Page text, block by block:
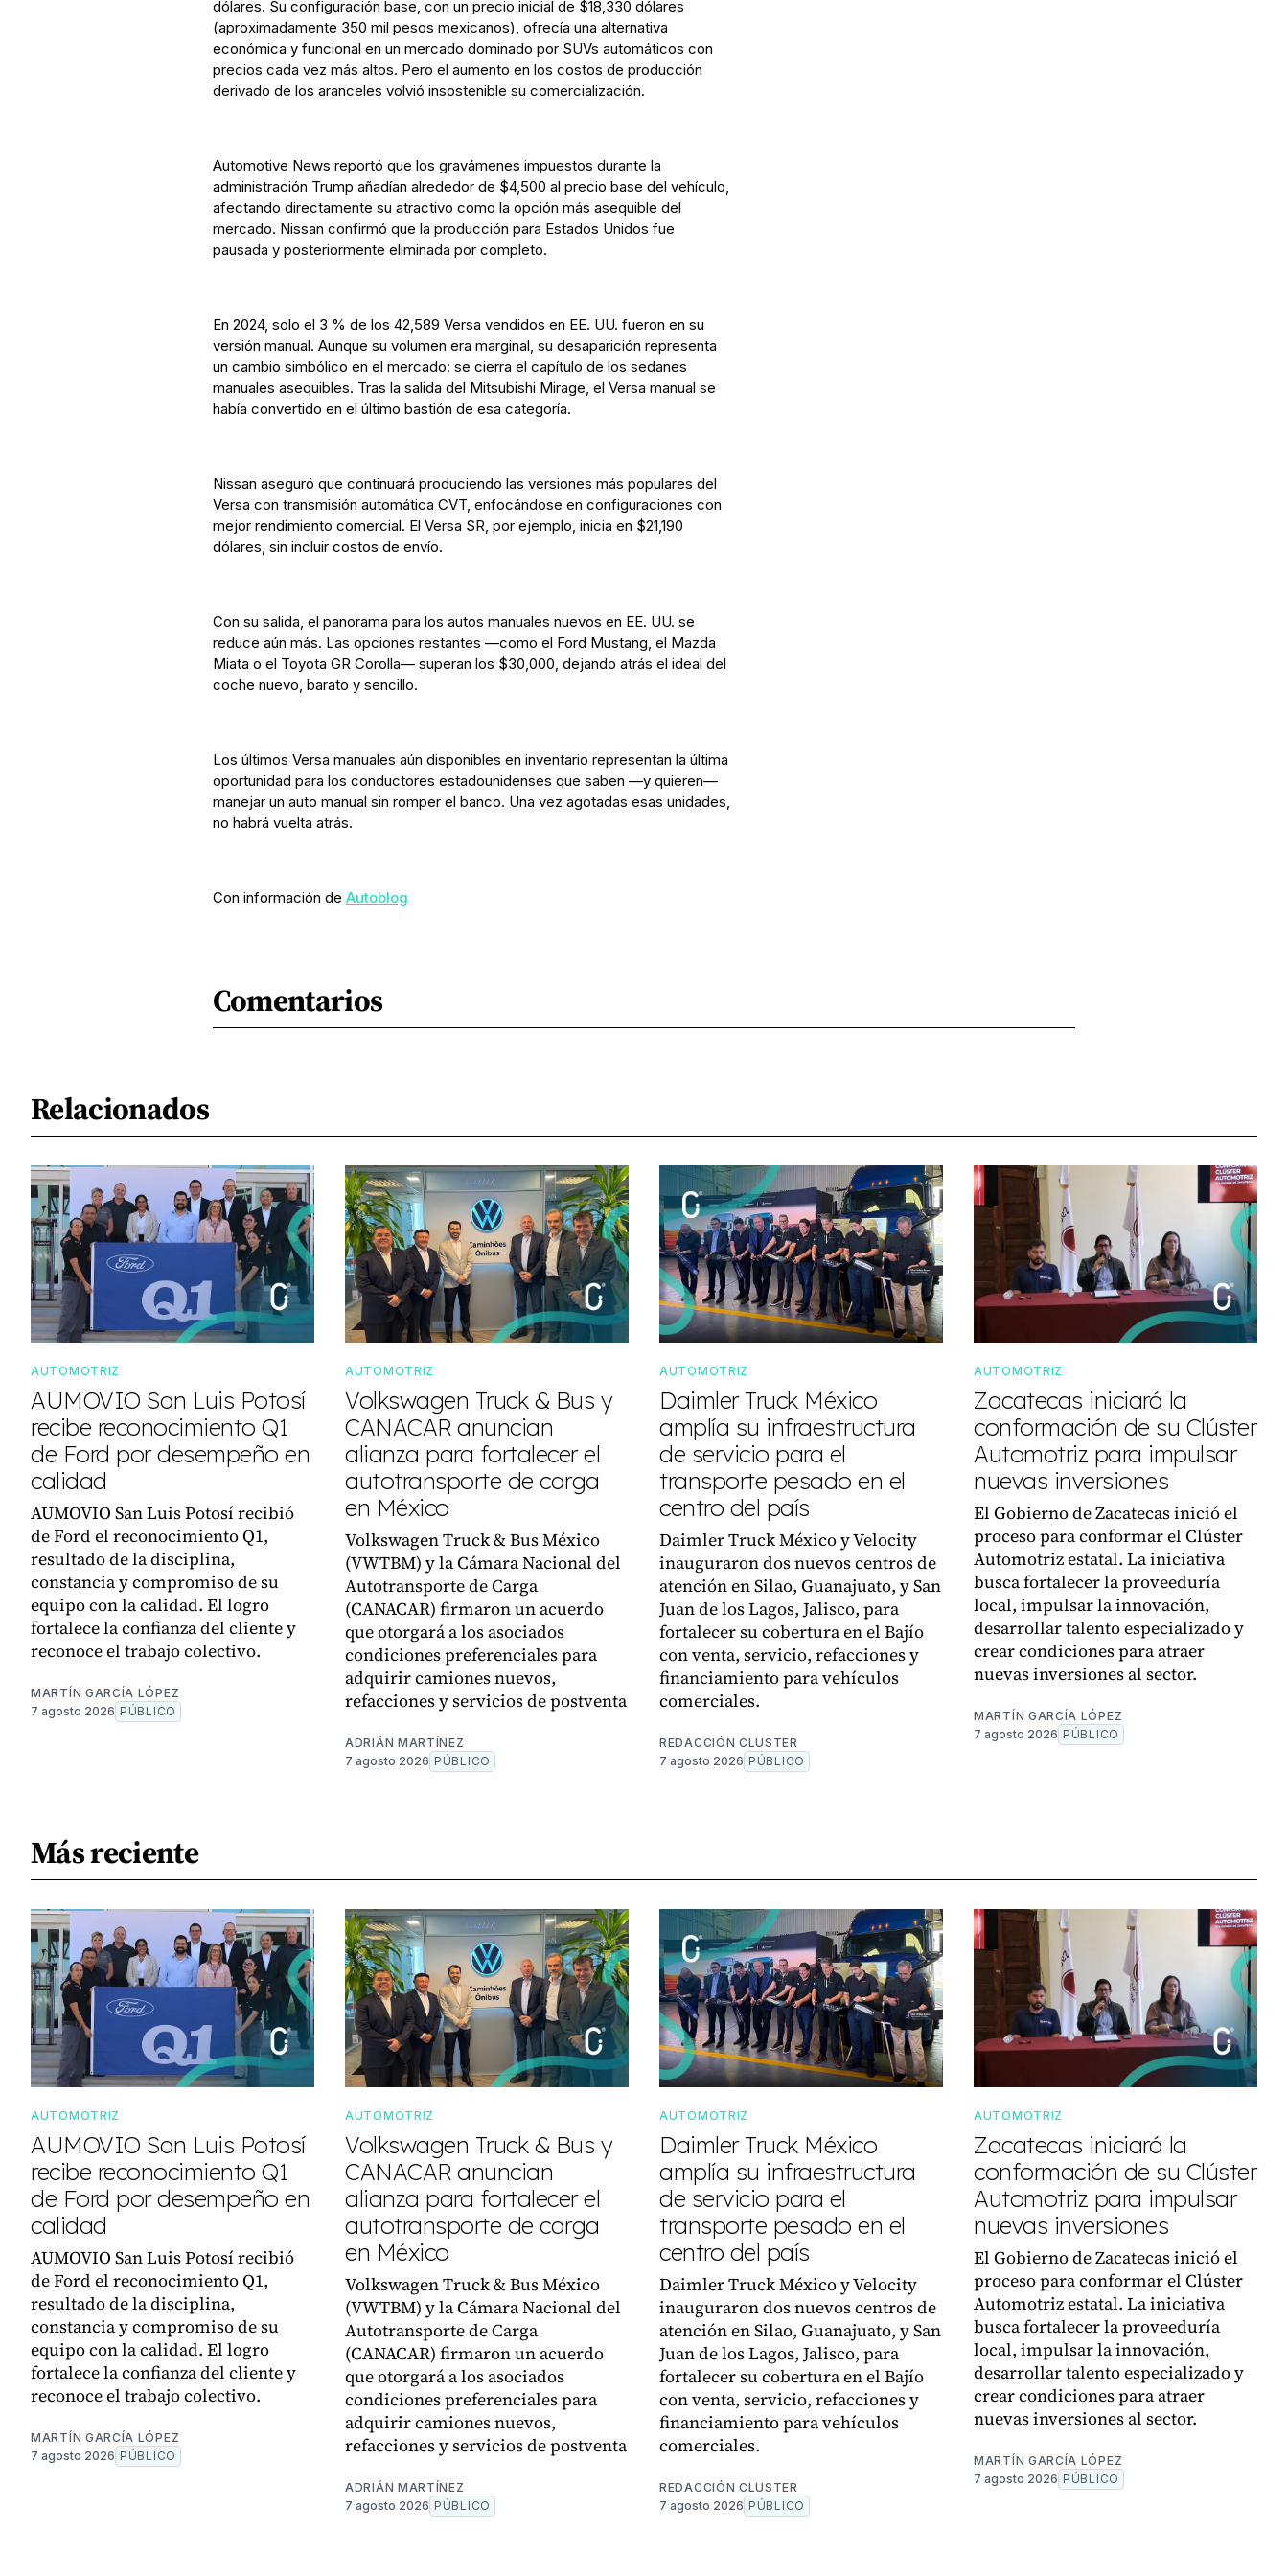
dólares. Su configuración base, con un precio inicial de $18,330 dólares
(aproximadamente 350 mil pesos mexicanos), ofrecía una alternativa
económica y funcional en un mercado dominado por SUVs automáticos con
precios cada vez más altos. Pero el aumento en los costos de producción
derivado de los aranceles volvió insostenible su comercialización.
Automotive News reportó que los gravámenes impuestos durante la
administración Trump añadían alrededor de $4,500 al precio base del vehículo,
afectando directamente su atractivo como la opción más asequible del
mercado. Nissan confirmó que la producción para Estados Unidos fue
pausada y posteriormente eliminada por completo.
En 2024, solo el 3 % de los 42,589 Versa vendidos en EE. UU. fueron en su
versión manual. Aunque su volumen era marginal, su desaparición representa
un cambio simbólico en el mercado: se cierra el capítulo de los sedanes
manuales asequibles. Tras la salida del Mitsubishi Mirage, el Versa manual se
había convertido en el último bastión de esa categoría.
Nissan aseguró que continuará produciendo las versiones más populares del
Versa con transmisión automática CVT, enfocándose en configuraciones con
mejor rendimiento comercial. El Versa SR, por ejemplo, inicia en $21,190
dólares, sin incluir costos de envío.
Con su salida, el panorama para los autos manuales nuevos en EE. UU. se
reduce aún más. Las opciones restantes —como el Ford Mustang, el Mazda
Miata o el Toyota GR Corolla— superan los $30,000, dejando atrás el ideal del
coche nuevo, barato y sencillo.
Los últimos Versa manuales aún disponibles en inventario representan la última
oportunidad para los conductores estadounidenses que saben —y quieren—
manejar un auto manual sin romper el banco. Una vez agotadas esas unidades,
no habrá vuelta atrás.
Con información de Autoblog
Comentarios
Relacionados
AUTOMOTRIZ
AUMOVIO San Luis Potosí
recibe reconocimiento Q1
de Ford por desempeño en
calidad
AUMOVIO San Luis Potosí recibió
de Ford el reconocimiento Q1,
resultado de la disciplina,
constancia y compromiso de su
equipo con la calidad. El logro
fortalece la confianza del cliente y
reconoce el trabajo colectivo.
MARTÍN GARCÍA LÓPEZ
7 agosto 2026 PÚBLICO
AUTOMOTRIZ
Volkswagen Truck & Bus y
CANACAR anuncian
alianza para fortalecer el
autotransporte de carga
en México
Volkswagen Truck & Bus México
(VWTBM) y la Cámara Nacional del
Autotransporte de Carga
(CANACAR) firmaron un acuerdo
que otorgará a los asociados
condiciones preferenciales para
adquirir camiones nuevos,
refacciones y servicios de postventa
ADRIÁN MARTÍNEZ
7 agosto 2026 PÚBLICO
AUTOMOTRIZ
Daimler Truck México
amplía su infraestructura
de servicio para el
transporte pesado en el
centro del país
Daimler Truck México y Velocity
inauguraron dos nuevos centros de
atención en Silao, Guanajuato, y San
Juan de los Lagos, Jalisco, para
fortalecer su cobertura en el Bajío
con venta, servicio, refacciones y
financiamiento para vehículos
comerciales.
REDACCIÓN CLUSTER
7 agosto 2026 PÚBLICO
AUTOMOTRIZ
Zacatecas iniciará la
conformación de su Clúster
Automotriz para impulsar
nuevas inversiones
El Gobierno de Zacatecas inició el
proceso para conformar el Clúster
Automotriz estatal. La iniciativa
busca fortalecer la proveeduría
local, impulsar la innovación,
desarrollar talento especializado y
crear condiciones para atraer
nuevas inversiones al sector.
MARTÍN GARCÍA LÓPEZ
7 agosto 2026 PÚBLICO
Más reciente
AUTOMOTRIZ
AUMOVIO San Luis Potosí
recibe reconocimiento Q1
de Ford por desempeño en
calidad
AUMOVIO San Luis Potosí recibió
de Ford el reconocimiento Q1,
resultado de la disciplina,
constancia y compromiso de su
equipo con la calidad. El logro
fortalece la confianza del cliente y
reconoce el trabajo colectivo.
MARTÍN GARCÍA LÓPEZ
7 agosto 2026 PÚBLICO
AUTOMOTRIZ
Volkswagen Truck & Bus y
CANACAR anuncian
alianza para fortalecer el
autotransporte de carga
en México
Volkswagen Truck & Bus México
(VWTBM) y la Cámara Nacional del
Autotransporte de Carga
(CANACAR) firmaron un acuerdo
que otorgará a los asociados
condiciones preferenciales para
adquirir camiones nuevos,
refacciones y servicios de postventa
ADRIÁN MARTÍNEZ
7 agosto 2026 PÚBLICO
AUTOMOTRIZ
Daimler Truck México
amplía su infraestructura
de servicio para el
transporte pesado en el
centro del país
Daimler Truck México y Velocity
inauguraron dos nuevos centros de
atención en Silao, Guanajuato, y San
Juan de los Lagos, Jalisco, para
fortalecer su cobertura en el Bajío
con venta, servicio, refacciones y
financiamiento para vehículos
comerciales.
REDACCIÓN CLUSTER
7 agosto 2026 PÚBLICO
AUTOMOTRIZ
Zacatecas iniciará la
conformación de su Clúster
Automotriz para impulsar
nuevas inversiones
El Gobierno de Zacatecas inició el
proceso para conformar el Clúster
Automotriz estatal. La iniciativa
busca fortalecer la proveeduría
local, impulsar la innovación,
desarrollar talento especializado y
crear condiciones para atraer
nuevas inversiones al sector.
MARTÍN GARCÍA LÓPEZ
7 agosto 2026 PÚBLICO